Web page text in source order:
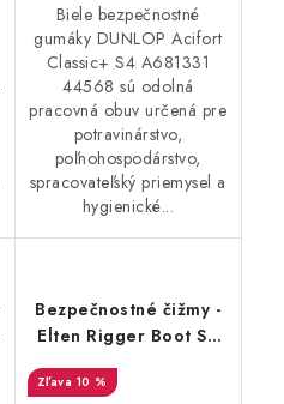
Biele bezpečnostné
gumáky DUNLOP Acifort
Classic+ S4 A681331
44568 sú odolná
pracovná obuv určená pre
potravinárstvo,
poľnohospodárstvo,
spracovateľský priemysel a
hygienické...
Bezpečnostné čižmy -
Elten Rigger Boot S3
10 %